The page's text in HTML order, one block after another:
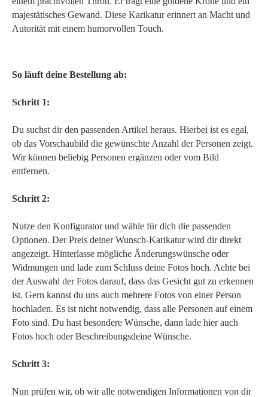
majestätisches Gewand. Diese Karikatur erinnert an Macht und
Autorität mit einem humorvollen Touch.
So läuft deine Bestellung ab:
Schritt 1:
Du suchst dir den passenden Artikel heraus. Hierbei ist es egal,
ob das Vorschaubild die gewünschte Anzahl der Personen zeigt.
Wir können beliebig Personen ergänzen oder vom Bild
entfernen.
Schritt 2:
Nutze den Konfigurator und wähle für dich die passenden
Optionen. Der Preis deiner Wunsch-Karikatur wird dir direkt
angezeigt. Hinterlasse mögliche Änderungswünsche oder
Widmungen und lade zum Schluss deine Fotos hoch. Achte bei
der Auswahl der Fotos darauf, dass das Gesicht gut zu erkennen
ist. Gern kannst du uns auch mehrere Fotos von einer Person
hochladen. Es ist nicht notwendig, dass alle Personen auf einem
Foto sind. Du hast besondere Wünsche, dann lade hier auch
Fotos hoch oder Beschreibungsdeine Wünsche.
Schritt 3:
Nun prüfen wir, ob wir alle notwendigen Informationen von dir